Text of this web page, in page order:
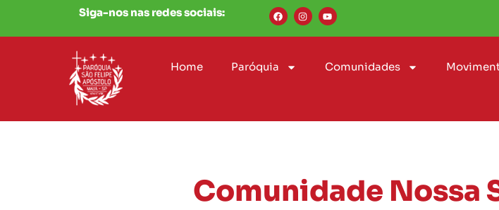
Siga-nos nas redes sociais:
Home Paróquia Comunidades
Comunidade Nossa